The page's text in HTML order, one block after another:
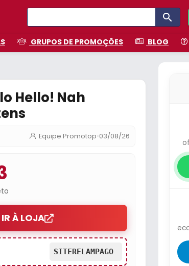
GRUPOS DE PROMOÇÕES BLOG
Hello! Nah
Equipe Promotop•03/08/26
IR À LOJA
SITERELAMPAGO